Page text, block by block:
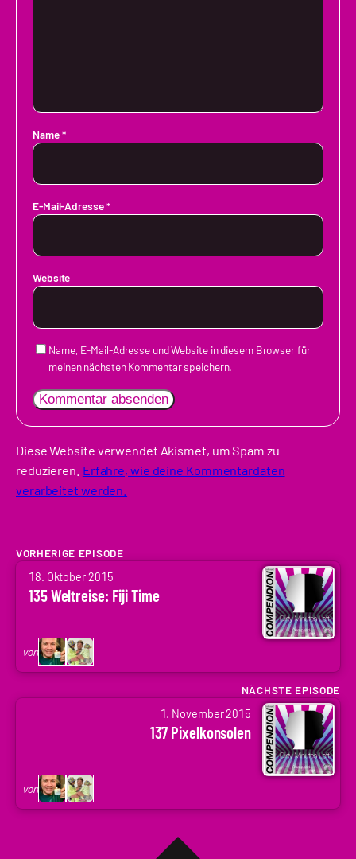
Name*
E-Mail-Adresse*
Website
Name, E-Mail-Adresse und Website in diesem Browser für
meinen nächsten Kommentar speichern.
Diese Website verwendet Akismet, um Spam zu
reduzieren. Erfahre, wie deine Kommentardaten
verarbeitet werden.
VORHERIGE EPISODE
18. Oktober 2015
135 Weltreise: Fiji Time
von
von
Arne
Codenaga,
Holger
NÄCHSTE EPISODE
1. November 2015
137 Pixelkonsolen
von
von
Codenaga,
Holger